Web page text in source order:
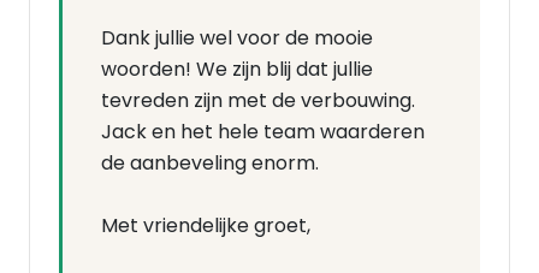
Dank jullie wel voor de mooie
woorden! We zijn blij dat jullie
tevreden zijn met de verbouwing.
Jack en het hele team waarderen
de aanbeveling enorm.
Met vriendelijke groet,